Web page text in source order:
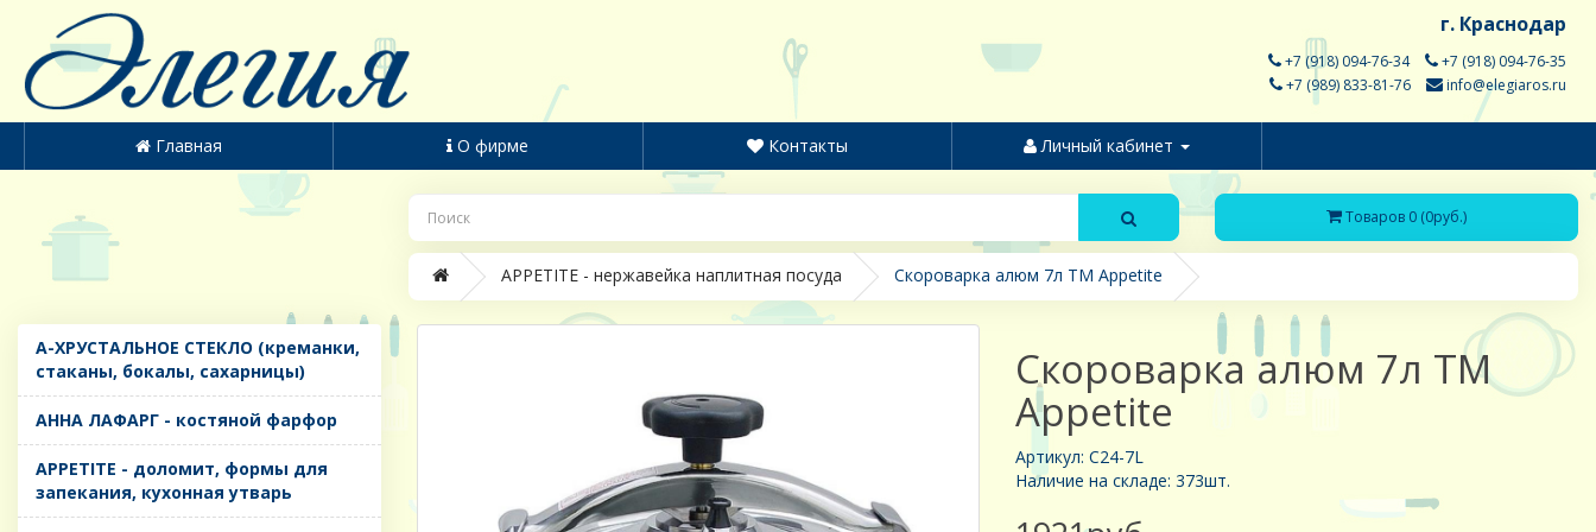
г. Краснодар
+7 (918) 094-76-34
+7 (918) 094-76-35
+7 (989) 833-81-76
info@elegiaros.ru
Главная О фирме Контакты Личный кабинет
Товаров 0 (0руб.)
APPETITE - нержавейка наплитная посуда Скороварка алюм 7л TM Appetite
A-ХРУСТАЛЬНОЕ СТЕКЛО (креманки,
стаканы, бокалы, сахарницы)
AHHA ЛАФАРГ - костяной фарфор
APPETITE - доломит, формы для
запекания, кухонная утварь
Скороварка алюм 7л TM
Appetite
Артикул: C24-7L
Наличие на складе: 373шт.